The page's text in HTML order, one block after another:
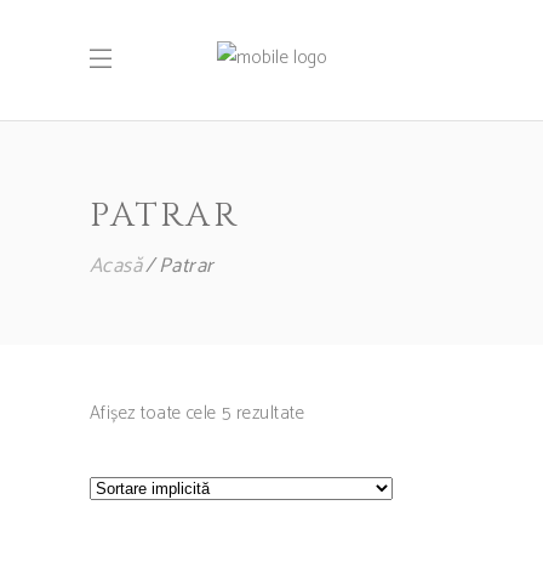
PATRAR
Acasă Patrar
Afișez toate cele 5 rezultate
ADAUGĂ ÎN COȘ